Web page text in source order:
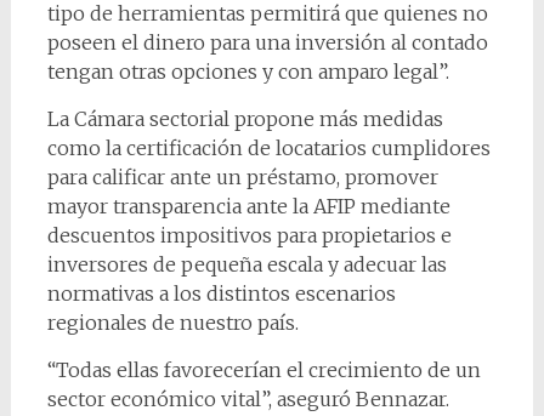
tipo de herramientas permitirá que quienes no
poseen el dinero para una inversión al contado
tengan otras opciones y con amparo legal”.
La Cámara sectorial propone más medidas
como la certificación de locatarios cumplidores
para calificar ante un préstamo, promover
mayor transparencia ante la AFIP mediante
descuentos impositivos para propietarios e
inversores de pequeña escala y adecuar las
normativas a los distintos escenarios
regionales de nuestro país.
“Todas ellas favorecerían el crecimiento de un
sector económico vital”, aseguró Bennazar.